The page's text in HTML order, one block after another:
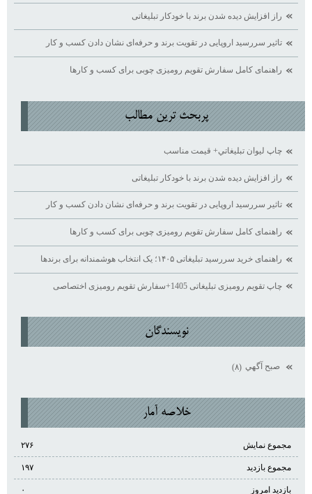
راز افزایش دیده ‌شدن برند با خودکار تبلیغاتی
تاثیر سررسید اروپایی در تقویت برند و حرفه‌ای نشان دادن کسب ‌و کار
راهنمای کامل سفارش تقویم رومیزی چوبی برای کسب ‌و کارها
پربحث ترين مطالب
چاپ ليوان تبليغاتي+ قيمت مناسب
راز افزایش دیده ‌شدن برند با خودکار تبلیغاتی
تاثیر سررسید اروپایی در تقویت برند و حرفه‌ای نشان دادن کسب ‌و کار
راهنمای کامل سفارش تقویم رومیزی چوبی برای کسب ‌و کارها
راهنمای خرید سررسید تبلیغاتی ۱۴۰۵؛ یک انتخاب هوشمندانه برای برندها
چاپ تقویم رومیزی تبلیغاتی 1405+سفارش تقویم رومیزی اختصاصی
نويسندگان
صبح آگهي (۸)
خلاصه آمار
مجموع نمایش‌ ۲۷۶
مجموع بازدید ۱۹۷
بازدید امروز ۰